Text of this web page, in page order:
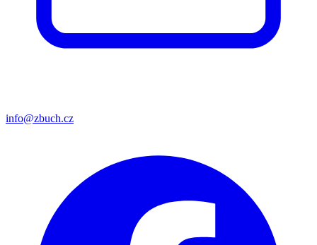
info@zbuch.cz